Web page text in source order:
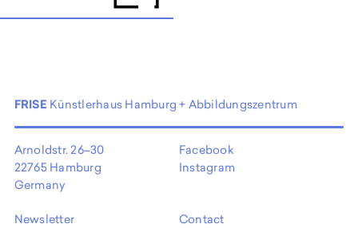
FRISE Künstlerhaus Hamburg + Abbildungszentrum
Arnoldstr. 26–30
22765 Hamburg
Germany
Facebook
Instagram
Newsletter
Contact